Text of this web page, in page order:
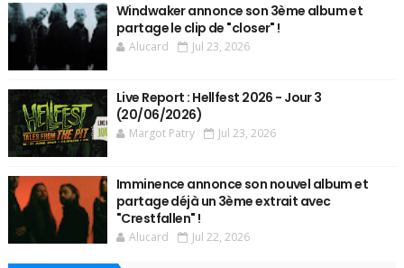
Windwaker annonce son 3ème album et
partage le clip de "closer" !
Alucard Jul 23, 2026
Live Report : Hellfest 2026 - Jour 3
(20/06/2026)
Margot Patry Jul 23, 2026
Imminence annonce son nouvel album et
partage déjà un 3ème extrait avec
"Crestfallen" !
Alucard Jul 22, 2026